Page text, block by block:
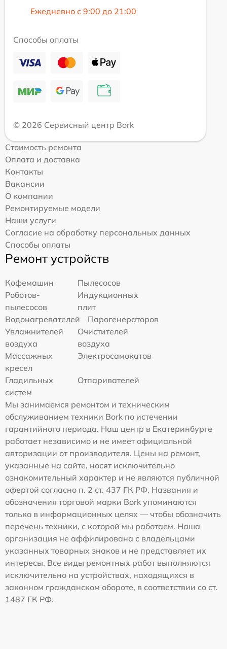
Ежедневно с 9:00 до 21:00
Способы оплаты
© 2026 Сервисный центр Bork
Стоимость ремонта
Оплата и доставка
Контакты
Вакансии
О компании
Ремонтируемые модели
Наши услуги
Согласие на обработку персональных данных
Способы оплаты
Ремонт устройств
Кофемашин
Пылесосов
Роботов-
пылесосов
Индукционных
плит
Водонагревателей
Парогенераторов
Увлажнителей
воздуха
Очистителей
воздуха
Массажных
кресел
Электросамокатов
Гладильных
систем
Отпаривателей
Мы занимаемся ремонтом и техническим
обслуживанием техники Bork по истечении
гарантийного периода. Наш центр в Екатеринбурге
работает независимо и не имеет официальной
авторизации от производителя. Цены на ремонт,
указанные на сайте, носят исключительно
ознакомительный характер и не являются публичной
офертой согласно п. 2 ст. 437 ГК РФ. Названия и
обозначения торговой марки Bork упоминаются
только в информационных целях — чтобы обозначить
перечень техники, с которой мы работаем. Наша
организация не аффилирована с владельцами
указанных товарных знаков и не представляет их
интересы. Все виды ремонтных работ выполняются
исключительно на устройствах, находящихся в
законном гражданском обороте, в соответствии со ст.
1487 ГК РФ.